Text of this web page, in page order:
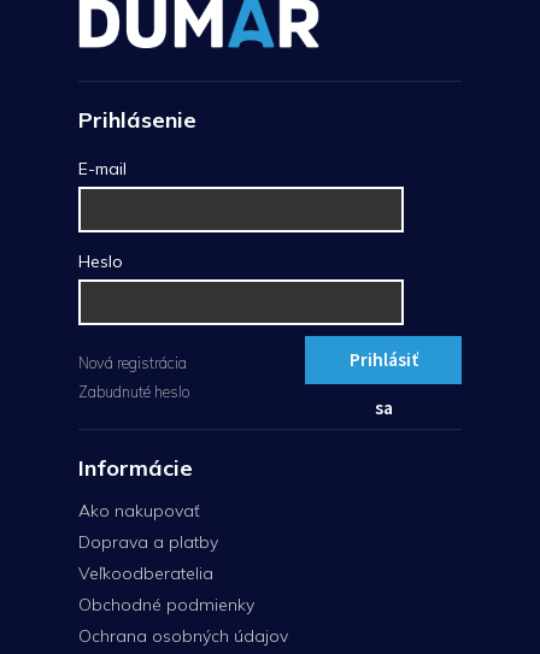
Prihlásenie
E-mail
Heslo
Prihlásiť
sa
Nová registrácia
Zabudnuté heslo
Informácie
Ako nakupovať
Doprava a platby
Veľkoodberatelia
Obchodné podmienky
Ochrana osobných údajov